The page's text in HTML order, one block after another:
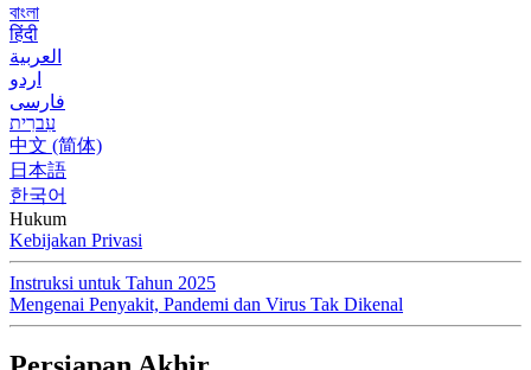
বাংলা
हिंदी
العربية
اردو
فارسی
עִברִית
中文 (简体)
日本語
한국어
Hukum
Kebijakan Privasi
Instruksi untuk Tahun 2025
Mengenai Penyakit, Pandemi dan Virus Tak Dikenal